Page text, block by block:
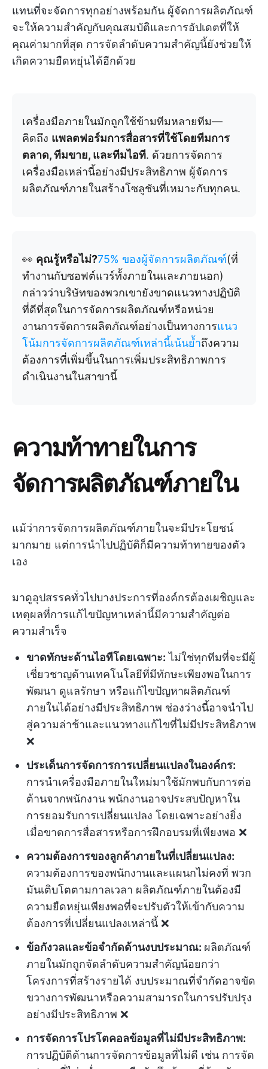
แทนที่จะจัดการทุกอย่างพร้อมกัน ผู้จัดการผลิตภัณฑ์
จะให้ความสำคัญกับคุณสมบัติและการอัปเดตที่ให้
คุณค่ามากที่สุด การจัดลำดับความสำคัญนี้ยังช่วยให้
เกิดความยืดหยุ่นได้อีกด้วย
เครื่องมือภายในมักถูกใช้ข้ามทีมหลายทีม—
คิดถึง แพลตฟอร์มการสื่อสารที่ใช้โดยทีมการ
ตลาด, ทีมขาย, และทีมไอที. ด้วยการจัดการ
เครื่องมือเหล่านี้อย่างมีประสิทธิภาพ ผู้จัดการ
ผลิตภัณฑ์ภายในสร้างโซลูชันที่เหมาะกับทุกคน.
👀 คุณรู้หรือไม่?75% ของผู้จัดการผลิตภัณฑ์(ที่
ทำงานกับซอฟต์แวร์ทั้งภายในและภายนอก)
กล่าวว่าบริษัทของพวกเขายังขาดแนวทางปฏิบัติ
ที่ดีที่สุดในการจัดการผลิตภัณฑ์หรือหน่วย
งานการจัดการผลิตภัณฑ์อย่างเป็นทางการแนว
โน้มการจัดการผลิตภัณฑ์เหล่านี้เน้นย้ำถึงความ
ต้องการที่เพิ่มขึ้นในการเพิ่มประสิทธิภาพการ
ดำเนินงานในสาขานี้
ความท้าทายในการ
จัดการผลิตภัณฑ์ภายใน
แม้ว่าการจัดการผลิตภัณฑ์ภายในจะมีประโยชน์
มากมาย แต่การนำไปปฏิบัติก็มีความท้าทายของตัว
เอง
มาดูอุปสรรคทั่วไปบางประการที่องค์กรต้องเผชิญและ
เหตุผลที่การแก้ไขปัญหาเหล่านี้มีความสำคัญต่อ
ความสำเร็จ
ขาดทักษะด้านไอทีโดยเฉพาะ: ไม่ใช่ทุกทีมที่จะมีผู้
เชี่ยวชาญด้านเทคโนโลยีที่มีทักษะเพียงพอในการ
พัฒนา ดูแลรักษา หรือแก้ไขปัญหาผลิตภัณฑ์
ภายในได้อย่างมีประสิทธิภาพ ช่องว่างนี้อาจนำไป
สู่ความล่าช้าและแนวทางแก้ไขที่ไม่มีประสิทธิภาพ
❌
ประเด็นการจัดการการเปลี่ยนแปลงในองค์กร:
การนำเครื่องมือภายในใหม่มาใช้มักพบกับการต่อ
ต้านจากพนักงาน พนักงานอาจประสบปัญหาใน
การยอมรับการเปลี่ยนแปลง โดยเฉพาะอย่างยิ่ง
เมื่อขาดการสื่อสารหรือการฝึกอบรมที่เพียงพอ ❌
ความต้องการของลูกค้าภายในที่เปลี่ยนแปลง:
ความต้องการของพนักงานและแผนกไม่คงที่ พวก
มันเติบโตตามกาลเวลา ผลิตภัณฑ์ภายในต้องมี
ความยืดหยุ่นเพียงพอที่จะปรับตัวให้เข้ากับความ
ต้องการที่เปลี่ยนแปลงเหล่านี้ ❌
ข้อกังวลและข้อจำกัดด้านงบประมาณ: ผลิตภัณฑ์
ภายในมักถูกจัดลำดับความสำคัญน้อยกว่า
โครงการที่สร้างรายได้ งบประมาณที่จำกัดอาจขัด
ขวางการพัฒนาหรือความสามารถในการปรับปรุง
อย่างมีประสิทธิภาพ ❌
การจัดการโปรโตคอลข้อมูลที่ไม่มีประสิทธิภาพ:
การปฏิบัติด้านการจัดการข้อมูลที่ไม่ดี เช่น การจัด